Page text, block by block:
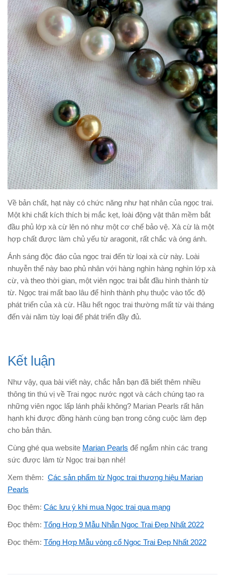
Về bản chất, hạt này có chức năng như hạt nhân của ngọc trai.
Một khi chất kích thích bị mắc kẹt, loài động vật thân mềm bắt
đầu phủ lớp xà cừ lên nó như một cơ chế bảo vệ. Xà cừ là một
hợp chất được làm chủ yếu từ aragonit, rất chắc và óng ánh.
Ánh sáng độc đáo của ngọc trai đến từ loại xà cừ này. Loài
nhuyễn thể này bao phủ nhân với hàng nghìn hàng nghìn lớp xà
cừ, và theo thời gian, một viên ngọc trai bắt đầu hình thành từ
từ. Ngọc trai mất bao lâu để hình thành phụ thuộc vào tốc độ
phát triển của xà cừ. Hầu hết ngọc trai thường mất từ ​​vài tháng
đến vài năm tùy loại để phát triển đầy đủ.
Kết luận
Như vậy, qua bài viết này, chắc hẳn bạn đã biết thêm nhiều
thông tin thú vị về Trai ngọc nước ngọt và cách chúng tạo ra
những viên ngọc lấp lánh phải không? Marian Pearls rất hân
hạnh khi được đồng hành cùng bạn trong công cuộc làm đẹp
cho bản thân.
Cùng ghé qua website Marian Pearls để ngắm nhìn các trang
sức được làm từ Ngọc trai bạn nhé!
Xem thêm: Các sản phẩm từ Ngọc trai thương hiệu Marian
Pearls
Đọc thêm: Các lưu ý khi mua Ngọc trai qua mạng
Đọc thêm: Tổng Hợp 9 Mẫu Nhẫn Ngọc Trai Đẹp Nhất 2022
Đọc thêm: Tổng Hợp Mẫu vòng cổ Ngọc Trai Đẹp Nhất 2022